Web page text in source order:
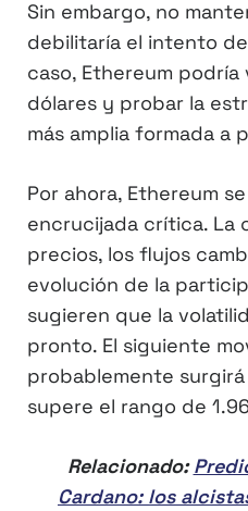
Sin embargo, no
debilitaría el intento
caso, Ethereum podría
dólares y probar la
más amplia formada a
Por ahora, Ethereum
encrucijada crítica. La
precios, los flujos
evolución de la
sugieren que la
pronto. El siguiente
probablemente
supere el rango de
Relacionado:
Cardano: los